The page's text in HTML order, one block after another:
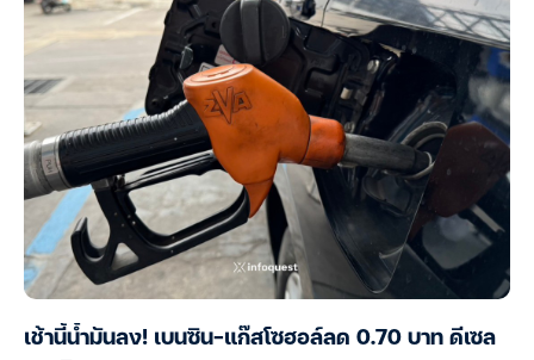
เช้านี้น้ำมันลง! เบนซิน-แก๊สโซฮอล์ลด 0.70 บาท ดีเซล